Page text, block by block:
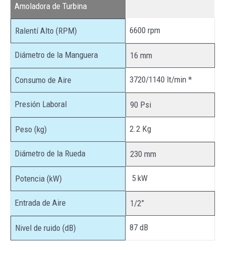
Amoladora de Turbina
Ralentí Alto (RPM) 6600 rpm
Diámetro de la Manguera 16 mm
Consumo de Aire 3720/1140 lt/min *
Presión Laboral 90 Psi
Peso (kg) 2.2 Kg
Diámetro de la Rueda 230 mm
Potencia (kW) 5 kW
Entrada de Aire 1/2”
Nivel de ruido (dB) 87 dB